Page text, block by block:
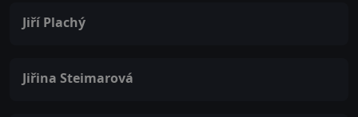
Jiří Plachý
Jiřina Steimarová